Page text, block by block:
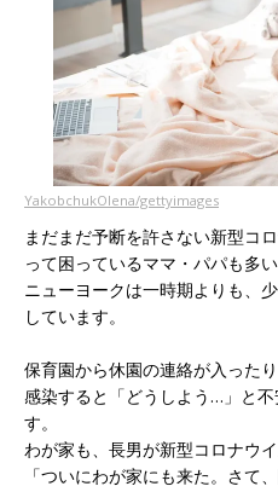
YakobchukOlena/gettyimages
まだまだ予断を許さない新型コロ
って困っているママ・パパも多
ニューヨークは一時期よりも、
しています。
保育園から休園の連絡が入った
感染すると「どうしよう…」と
す。
わが家も、長男が新型コロナウ
「ついにわが家にも来た。さて